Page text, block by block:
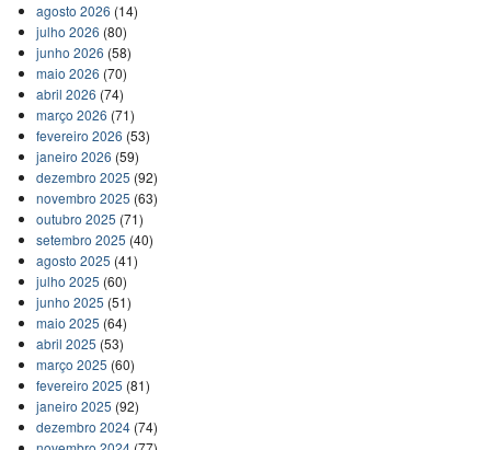
agosto 2026 (14)
julho 2026 (80)
junho 2026 (58)
maio 2026 (70)
abril 2026 (74)
março 2026 (71)
fevereiro 2026 (53)
janeiro 2026 (59)
dezembro 2025 (92)
novembro 2025 (63)
outubro 2025 (71)
setembro 2025 (40)
agosto 2025 (41)
julho 2025 (60)
junho 2025 (51)
maio 2025 (64)
abril 2025 (53)
março 2025 (60)
fevereiro 2025 (81)
janeiro 2025 (92)
dezembro 2024(74)